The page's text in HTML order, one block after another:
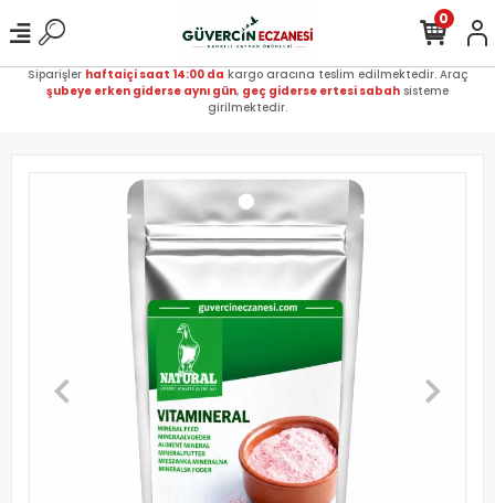
Siparişler haftaiçi saat 14:00 da kargo aracına teslim edilmektedir. Araç
şubeye erken giderse aynı gün, geç giderse ertesi sabah sisteme
girilmektedir.
0